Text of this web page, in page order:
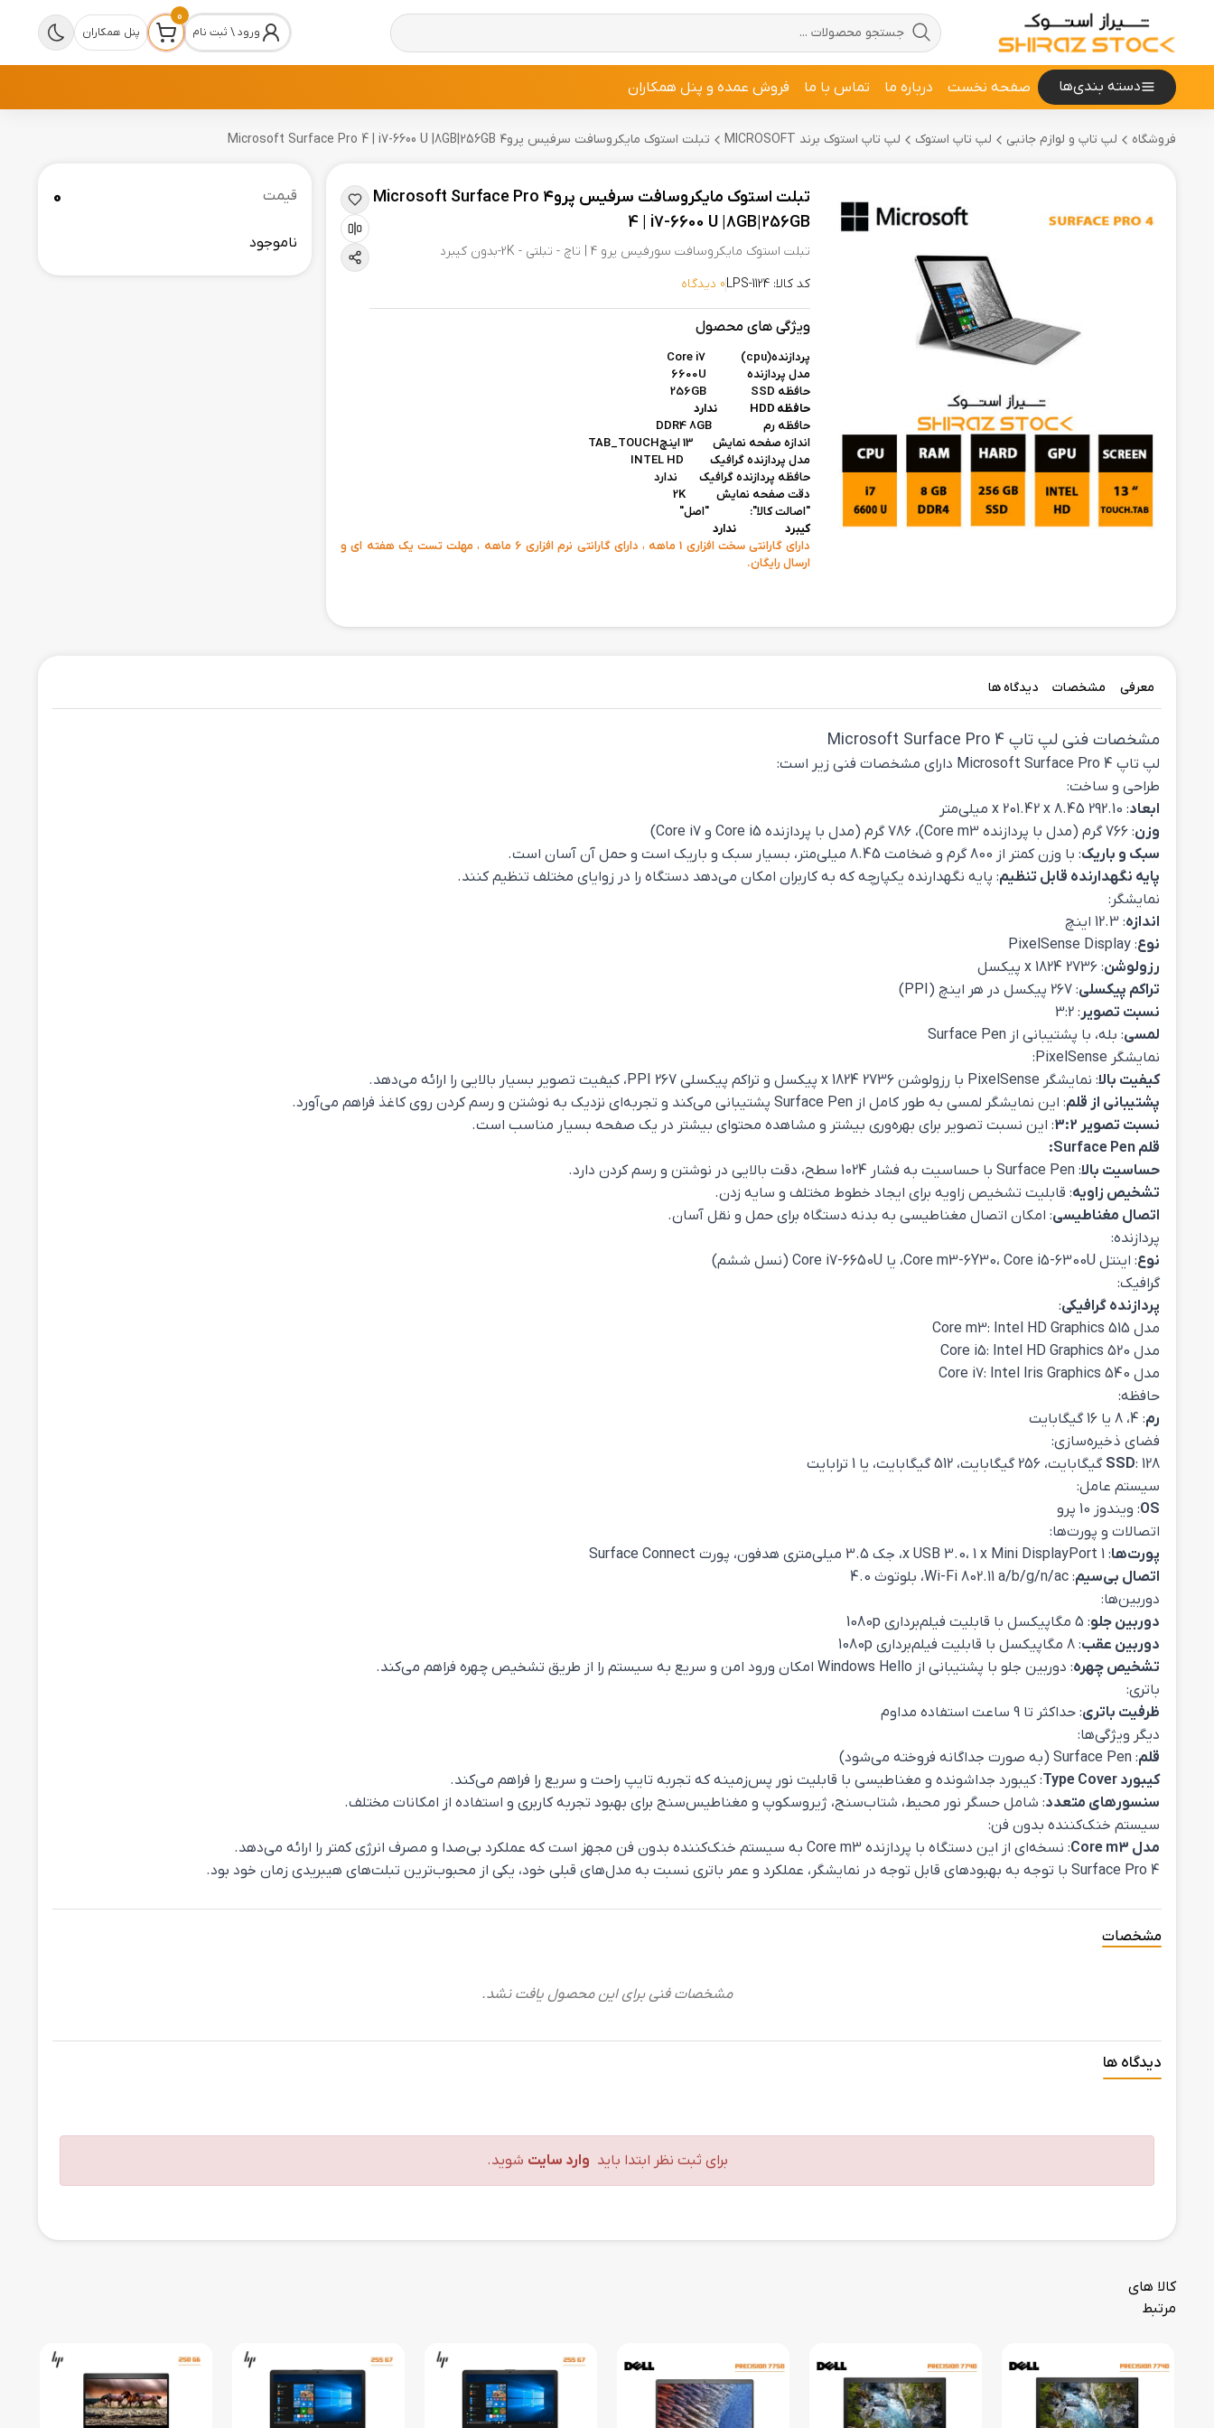
ورود \ ثبت نام
0
پنل همکاران
دسته بندی‌ها صفحه نخست درباره ما تماس با ما فروش عمده و پنل همکاران
فروشگاه لپ تاپ و لوازم جانبی لپ تاپ استوک لپ تاپ استوک برند MICROSOFT تبلت استوک مایکروسافت سرفیس پرو۴ Microsoft Surface Pro 4 | i7-6600 U |8GB|256GB
تبلت استوک مایکروسافت سرفیس پرو۴ Microsoft Surface Pro
4 | i7-6600 U |8GB|256GB
تبلت استوک مایکروسافت سورفیس پرو 4 | تاچ - تبلتی - 2K-بدون کیبرد
کد کالا: LPS-1124
0 دیدگاه
ویژگی های محصول
پردازنده(cpu)
Core i7
مدل پردازنده 6600U
حافظه 256GB SSD
حافظه HDD ندارد
حافظه رم DDR4 8GB
اندازه صفحه نمایش 13 اینچTAB_TOUCH
مدل پردازنده گرافیک INTEL HD
حافظه پردازنده گرافیک
ندارد
دقت صفحه نمایش 2K
"اصالت کالا": "اصل"
کیبرد ندارد
دارای گارانتی سخت افزاری 1 ماهه ، دارای گارانتی نرم افزاری 6 ماهه ، مهلت تست یک هفته ای و
ارسال رایگان.
قیمت 0
ناموجود
معرفی مشخصات دیدگاه ها
مشخصات فنی لپ تاپ Microsoft Surface Pro 4
لپ تاپ Microsoft Surface Pro 4 دارای مشخصات فنی زیر است:
طراحی و ساخت:
ابعاد: 292.10 x 201.42 x 8.45 میلی‌متر
وزن: 766 گرم (مدل با پردازنده Core m3)، 786 گرم (مدل با پردازنده Core i5 و Core i7)
سبک و باریک: با وزن کمتر از 800 گرم و ضخامت 8.45 میلی‌متر، بسیار سبک و باریک است و حمل آن آسان است.
پایه نگهدارنده قابل تنظیم: پایه نگهدارنده یکپارچه که به کاربران امکان می‌دهد دستگاه را در زوایای مختلف تنظیم کنند.
نمایشگر:
اندازه: 12.3 اینچ
نوع: PixelSense Display
رزولوشن: 2736 x 1824 پیکسل
تراکم پیکسلی: 267 پیکسل در هر اینچ (PPI)
نسبت تصویر: 3:2
لمسی: بله، با پشتیبانی از Surface Pen
نمایشگر PixelSense:
کیفیت بالا: نمایشگر PixelSense با رزولوشن 2736 x 1824 پیکسل و تراکم پیکسلی 267 PPI، کیفیت تصویر بسیار بالایی را ارائه می‌دهد.
پشتیبانی از قلم: این نمایشگر لمسی به طور کامل از Surface Pen پشتیبانی می‌کند و تجربه‌ای نزدیک به نوشتن و رسم کردن روی کاغذ فراهم می‌آورد.
نسبت تصویر 3:2
: این نسبت تصویر برای بهره‌وری بیشتر و مشاهده محتوای بیشتر در یک صفحه بسیار مناسب است.
قلم Surface Pen:
حساسیت بالا: Surface Pen با حساسیت به فشار 1024 سطح، دقت بالایی در نوشتن و رسم کردن دارد.
تشخیص زاویه: قابلیت تشخیص زاویه برای ایجاد خطوط مختلف و سایه زدن.
اتصال مغناطیسی: امکان اتصال مغناطیسی به بدنه دستگاه برای حمل و نقل آسان.
پردازنده:
نوع: اینتل Core m3-6Y30، Core i5-6300U، یا Core i7-6650U (نسل ششم)
گرافیک:
پردازنده گرافیکی:
مدل Core m3: Intel HD Graphics 515
مدل Core i5: Intel HD Graphics 520
مدل Core i7: Intel Iris Graphics 540
حافظه:
رم: 4، 8 یا 16 گیگابایت
فضای ذخیره‌سازی:
SSD: 128 گیگابایت، 256 گیگابایت، 512 گیگابایت، یا 1 ترابایت
سیستم عامل:
OS: ویندوز 10 پرو
اتصالات و پورت‌ها:
پورت‌ها: 1 x USB 3.0، 1 x Mini DisplayPort، جک 3.5 میلی‌متری هدفون، پورت Surface Connect
اتصال بی‌سیم: Wi-Fi 802.11 a/b/g/n/ac، بلوتوث 4.0
دوربین‌ها:
دوربین جلو: 5 مگاپیکسل با قابلیت فیلم‌برداری 1080p
دوربین عقب: 8 مگاپیکسل با قابلیت فیلم‌برداری 1080p
تشخیص چهره: دوربین جلو با پشتیبانی از Windows Hello امکان ورود امن و سریع به سیستم را از طریق تشخیص چهره فراهم می‌کند.
باتری:
ظرفیت باتری: حداکثر تا 9 ساعت استفاده مداوم
دیگر ویژگی‌ها:
قلم: Surface Pen (به صورت جداگانه فروخته می‌شود)
کیبورد Type Cover
: کیبورد جداشونده و مغناطیسی با قابلیت نور پس‌زمینه که تجربه تایپ راحت و سریع را فراهم می‌کند.
سنسورهای متعدد: شامل حسگر نور محیط، شتاب‌سنج، ژیروسکوپ و مغناطیس‌سنج برای بهبود تجربه کاربری و استفاده از امکانات مختلف.
سیستم خنک‌کننده بدون فن:
مدل Core m3
: نسخه‌ای از این دستگاه با پردازنده Core m3 به سیستم خنک‌کننده بدون فن مجهز است که عملکرد بی‌صدا و مصرف انرژی کمتر را ارائه می‌دهد.
Surface Pro 4 با توجه به بهبودهای قابل توجه در نمایشگر، عملکرد و عمر باتری نسبت به مدل‌های قبلی خود، یکی از محبوب‌ترین تبلت‌های هیبریدی زمان خود بود.
مشخصات
مشخصات فنی برای این محصول یافت نشد.
دیدگاه ها
برای ثبت نظر ابتدا باید وارد سایت شوید.
کالا های
مرتبط